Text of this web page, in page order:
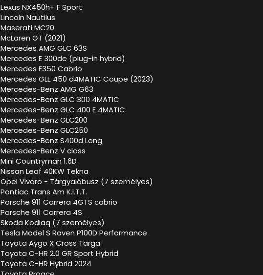
Lexus NX450h+ F Sport
Lincoln Nautilus
Maserati MC20
McLaren GT (2021)
Mercedes AMG GLC 63S
Mercedes E 300de (plug-in hybrid)
Mercedes E350 Cabrio
Mercedes GLE 450 d4MATIC Coupe (2023)
Mercedes-Benz AMG G63
Mercedes-Benz GLC 300 4MATIC
Mercedes-Benz GLC 400 E 4MATIC
Mercedes-Benz GLC200
Mercedes-Benz GLC250
Mercedes-Benz S400d Long
Mercedes-Benz V class
Mini Countryman 1.6D
Nissan Leaf 40KW Tekna
Opel Vivaro - Tárgyalóbusz (7 személyes)
Pontiac Trans Am K.I.T.T.
Porsche 911 Carrera 4GTS cabrio
Porsche 911 Carrera 4S
Skoda Kodiaq (7 személyes)
Tesla Model S Raven P100D Performance
Toyota Aygo X Cross Targa
Toyota C-HR 2.0 GR Sport Hybrid
Toyota C-HR Hybrid 2024